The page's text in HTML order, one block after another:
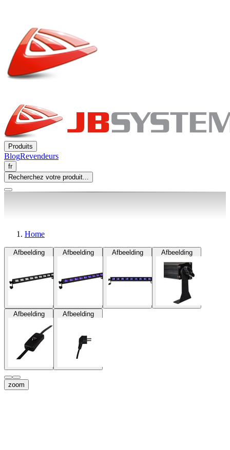
Produits
BlogRevendeurs
fr
Recherchez votre produit...
Home
Afbeelding Afbeelding Afbeelding Afbeelding
Afbeelding Afbeelding
zoom